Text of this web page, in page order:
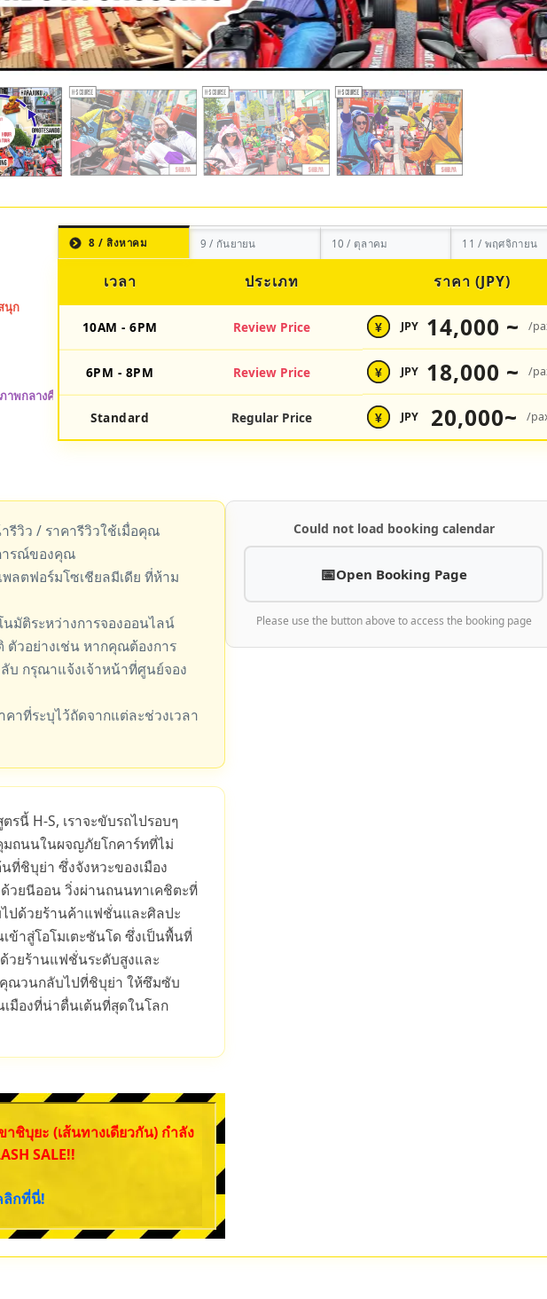
8 / สิงหาคม 9 / กันยายน 10 / ตุลาคม 11 / พฤศจิกายน
เวลา ประเภท ราคา (JPY)
10AM - 6PM Review Price ¥ JPY 14,000 ~ /
6PM - 8PM Review Price ¥ JPY 18,000 ~ /
Standard Regular Price ¥ JPY 20,000~ /
รีวิว / ราคารีวิวใช้เมื่อคุณ
ารณ์ของคุณ
ลตฟอร์มโซเชียลมีเดีย ที่ห้าม
มัติระหว่างการจองออนไลน์
วอย่างเช่น หากคุณต้องการ
บ กรุณาแจ้งเจ้าหน้าที่ศูนย์จอง
าที่ระบุไว้ถัดจากแต่ละช่วงเวลา
นี้ H-S, เราจะขับรถไปรอบๆ
ถนนในผจญภัยโกคาร์ทที่ไม่
ที่ชิบุย่า ซึ่งจังหวะของเมือง
วยนีออน วิ่งผ่านถนนทาเคชิตะที่
ไปด้วยร้านค้าแฟชั่นและศิลปะ
าสู่โอโมเตะซันโด ซึ่งเป็นพื้นที่
วยร้านแฟชั่นระดับสูงและ
ณวนกลับไปที่ชิบุย่า ให้ซึมซับ
มืองที่น่าตื่นเต้นที่สุดในโลก
ชิบุยะ (เส้นทางเดียวกัน) กำลัง
SALE!!
กที่นี่!
Could not load booking calendar
Open Booking Page
Please use the button above to access the booking page